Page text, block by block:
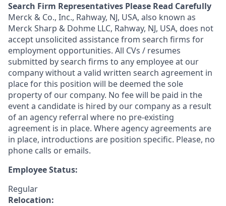
Search Firm Representatives Please Read Carefully
Merck & Co., Inc., Rahway, NJ, USA, also known as
Merck Sharp & Dohme LLC, Rahway, NJ, USA, does not
accept unsolicited assistance from search firms for
employment opportunities. All CVs / resumes
submitted by search firms to any employee at our
company without a valid written search agreement in
place for this position will be deemed the sole
property of our company. No fee will be paid in the
event a candidate is hired by our company as a result
of an agency referral where no pre-existing
agreement is in place. Where agency agreements are
in place, introductions are position specific. Please, no
phone calls or emails.
Employee Status:
Regular
Relocation: